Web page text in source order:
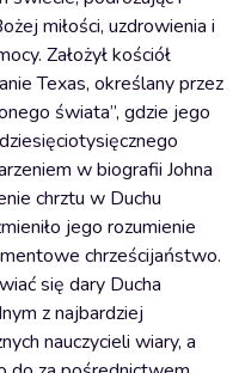
miłości, uzdrowienia i
Założył kościół
Texas, określany przez
świata”, gdzie jego
w biografii Johna
chrztu w Duchu
jego rozumienie
chrześcijaństwo.
się dary Ducha
z najbardziej
nauczycieli wiary, a